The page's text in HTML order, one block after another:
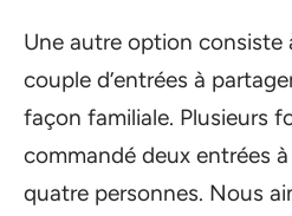
Une autre option consiste
couple d’entrées à
façon familiale. Plusieurs
commandé deux entrées
quatre personnes. Nous